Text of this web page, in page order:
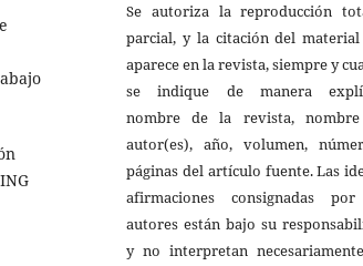
Se autoriza la reproducción
parcial, y la citación del
aparece en la revista, siempre y
se indique de manera
nombre de la revista,
autor(es), año, volumen,
páginas del artículo fuente. Las
afirmaciones consignadas
autores están bajo su
y no interpretan